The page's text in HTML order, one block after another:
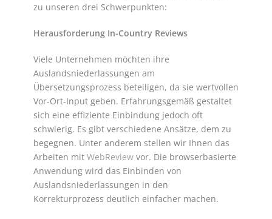
zu unseren drei Schwerpunkten:
Herausforderung In-Country Reviews
Viele Unternehmen möchten ihre
Auslandsniederlassungen am
Übersetzungsprozess beteiligen, da sie wertvollen
Vor-Ort-Input geben. Erfahrungsgemäß gestaltet
sich eine effiziente Einbindung jedoch oft
schwierig. Es gibt verschiedene Ansätze, dem zu
begegnen. Unter anderem stellen wir Ihnen das
Arbeiten mit WebReview vor. Die browserbasierte
Anwendung wird das Einbinden von
Auslandsniederlassungen in den
Korrekturprozess deutlich einfacher machen.